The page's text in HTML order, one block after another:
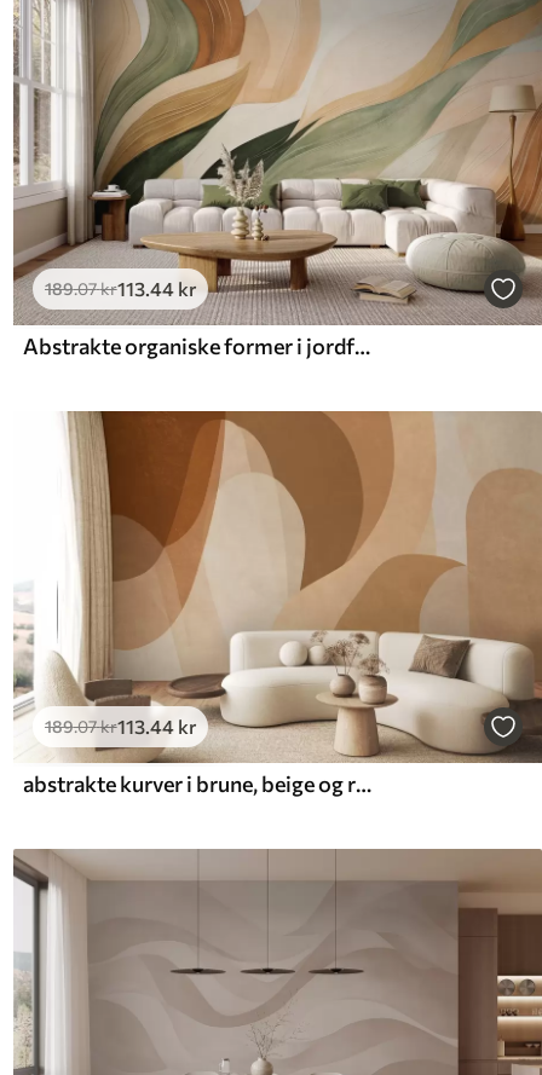
189.07kr113.44 kr
Abstrakte organiske former i jordfarver som grøn, brun og beige med flydende teksturer
189.07kr113.44 kr
abstrakte kurver i brune, beige og rødbrune nuancer